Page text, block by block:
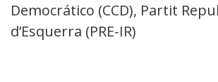
Democrático (CCD), Partit
d’Esquerra (PRE-IR)